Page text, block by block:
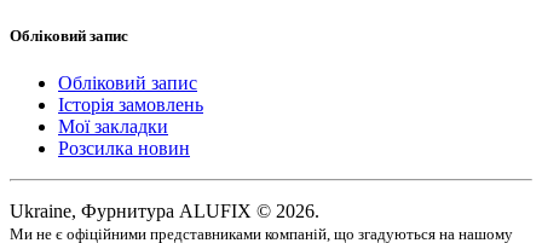
Обліковий запис
Обліковий запис
Історія замовлень
Мої закладки
Розсилка новин
Ukraine, Фурнитура ALUFIX © 2026.
Ми не є офіційними представниками компаній, що згадуються на нашому